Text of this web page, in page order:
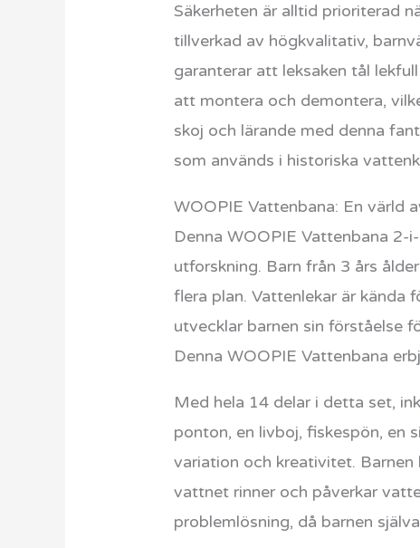
Säkerheten är alltid prioriterad
tillverkad av högkvalitativ,
garanterar att leksaken tål
att montera och demontera,
skoj och lärande med denna
som används i historiska
WOOPIE Vattenbana: En värld
Denna WOOPIE Vattenbana 2-
utforskning. Barn från 3 års
flera plan. Vattenlekar är kända
utvecklar barnen sin förståelse
Denna WOOPIE Vattenbana
Med hela 14 delar i detta set,
ponton, en livboj, fiskespön, en
variation och kreativitet. Barnen
vattnet rinner och påverkar
problemlösning, då barnen